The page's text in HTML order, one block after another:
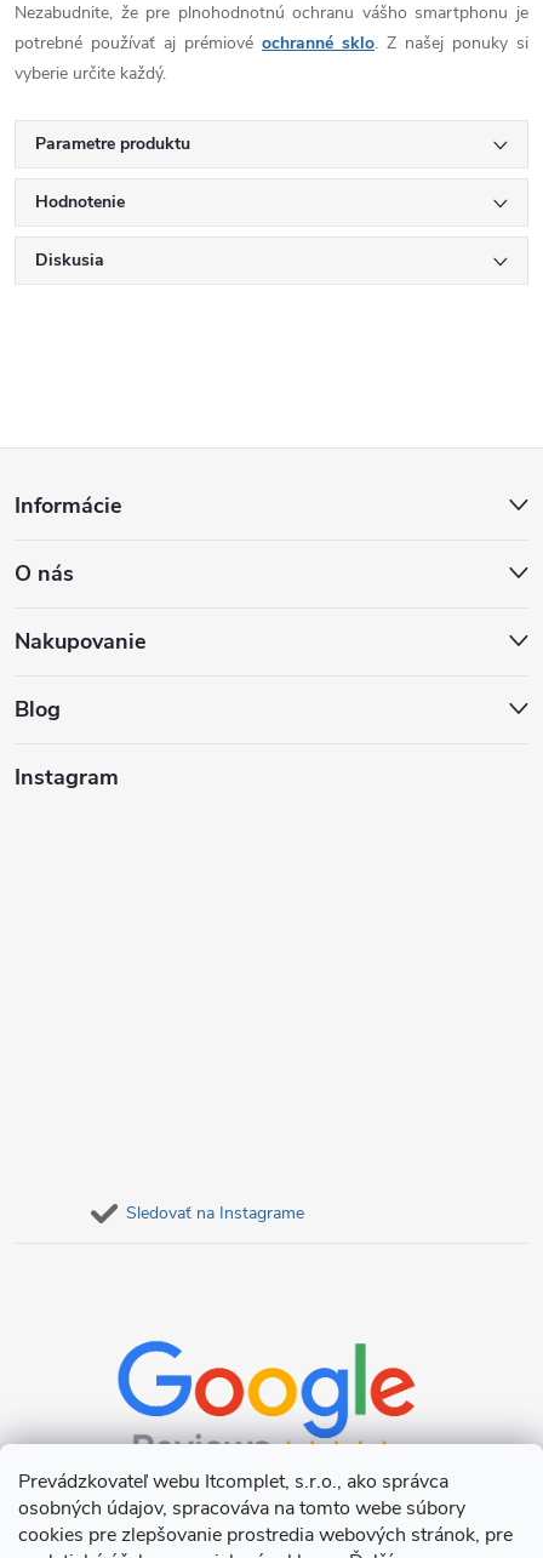
Prevádzkovateľ webu Itcomplet, s.r.o., ako správca
osobných údajov, spracováva na tomto webe súbory
cookies pre zlepšovanie prostredia webových stránok, pre
Nezabudnite, že pre plnohodnotnú ochranu vášho smartphonu je
potrebné používať aj prémiové ochranné sklo. Z našej ponuky si
vyberie určite každý.
Parametre produktu
Hodnotenie
Diskusia
p
ä
Informácie
O nás
Nakupovanie
Blog
Instagram
Sledovať na Instagrame